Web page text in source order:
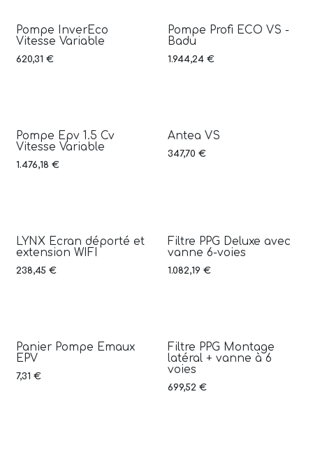
Pompe InverEco
Vitesse Variable
620,31 €
Pompe Profi ECO VS -
Badu
1.944,24€
Pompe Epv 1.5 Cv
Vitesse Variable
1.476,18 €
Antea VS
347,70 €
LYNX Ecran déporté et
extension WIFI
238,45 €
Filtre PPG Deluxe avec
vanne 6-voies
1.082,19 €
Panier Pompe Emaux
EPV
7,31 €
Filtre PPG Montage
latéral + vanne à 6
voies
699,52€